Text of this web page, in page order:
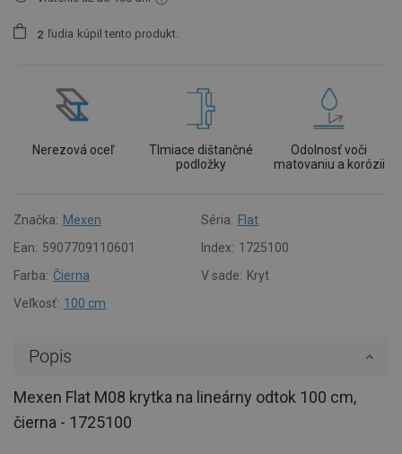
2 ľudia kúpil tento produkt.
Nerezová oceľ
Tlmiace dištančné
podložky
Odolnosť voči
matovaniu a korózii
Značka: Mexen Séria: Flat
Ean: 5907709110601 Index: 1725100
Farba: Čierna V sade: Kryt
Veľkosť: 100 cm
Popis
Mexen Flat M08 krytka na lineárny odtok 100 cm,
čierna - 1725100